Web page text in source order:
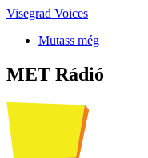
Visegrad Voices
Mutass még
MET Rádió